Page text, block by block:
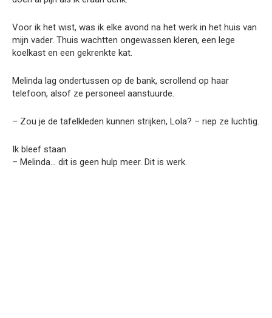
Voor ik het wist, was ik elke avond na het werk in het huis van
mijn vader. Thuis wachtten ongewassen kleren, een lege
koelkast en een gekrenkte kat.
Melinda lag ondertussen op de bank, scrollend op haar
telefoon, alsof ze personeel aanstuurde.
– Zou je de tafelkleden kunnen strijken, Lola? – riep ze luchtig.
Ik bleef staan.
– Melinda… dit is geen hulp meer. Dit is werk.